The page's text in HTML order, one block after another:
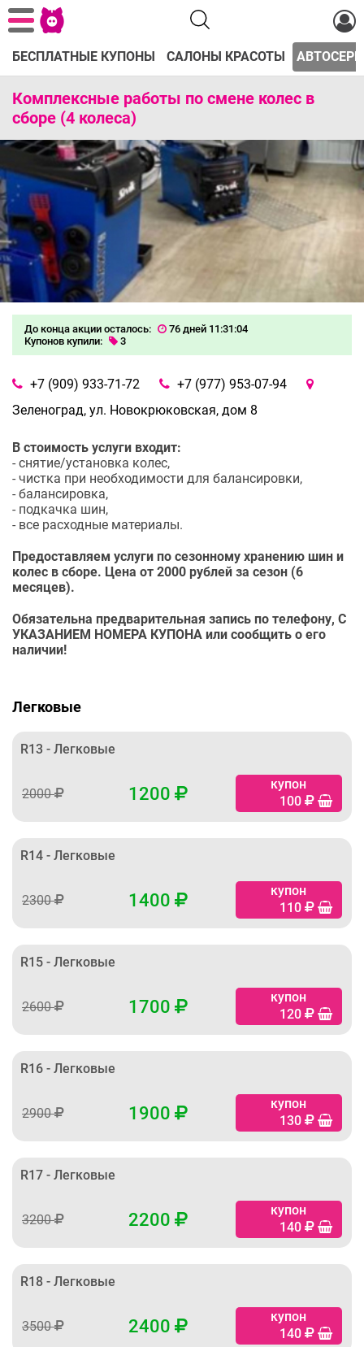
БЕСПЛАТНЫЕ КУПОНЫ САЛОНЫ КРАСОТЫ
Комплексные работы по смене колес в
сборе (4 колеса)
До конца акции осталось:
76 дней 11:31:04
Купонов купили:
3
+7 (909) 933-71-72
+7 (977) 953-07-94
Зеленоград, ул. Новокрюковская, дом 8
В стоимость услуги входит:
- снятие/установка колес,
- чистка при необходимости для балансировки,
- балансировка,
- подкачка шин,
- все расходные материалы.
Предоставляем услуги по сезонному хранению шин и
колес в сборе. Цена от 2000 рублей за сезон (6
месяцев).
Обязательна предварительная запись по телефону, С
УКАЗАНИЕМ НОМЕРА КУПОНА или сообщить о его
наличии!
Легковые
R13 - Легковые
2000 1200
купон
100
R14 - Легковые
2300 1400
купон
110
R15 - Легковые
2600 1700
купон
120
R16 - Легковые
2900 1900
купон
130
R17 - Легковые
3200 2200
купон
140
R18 - Легковые
3500 2400
купон
140